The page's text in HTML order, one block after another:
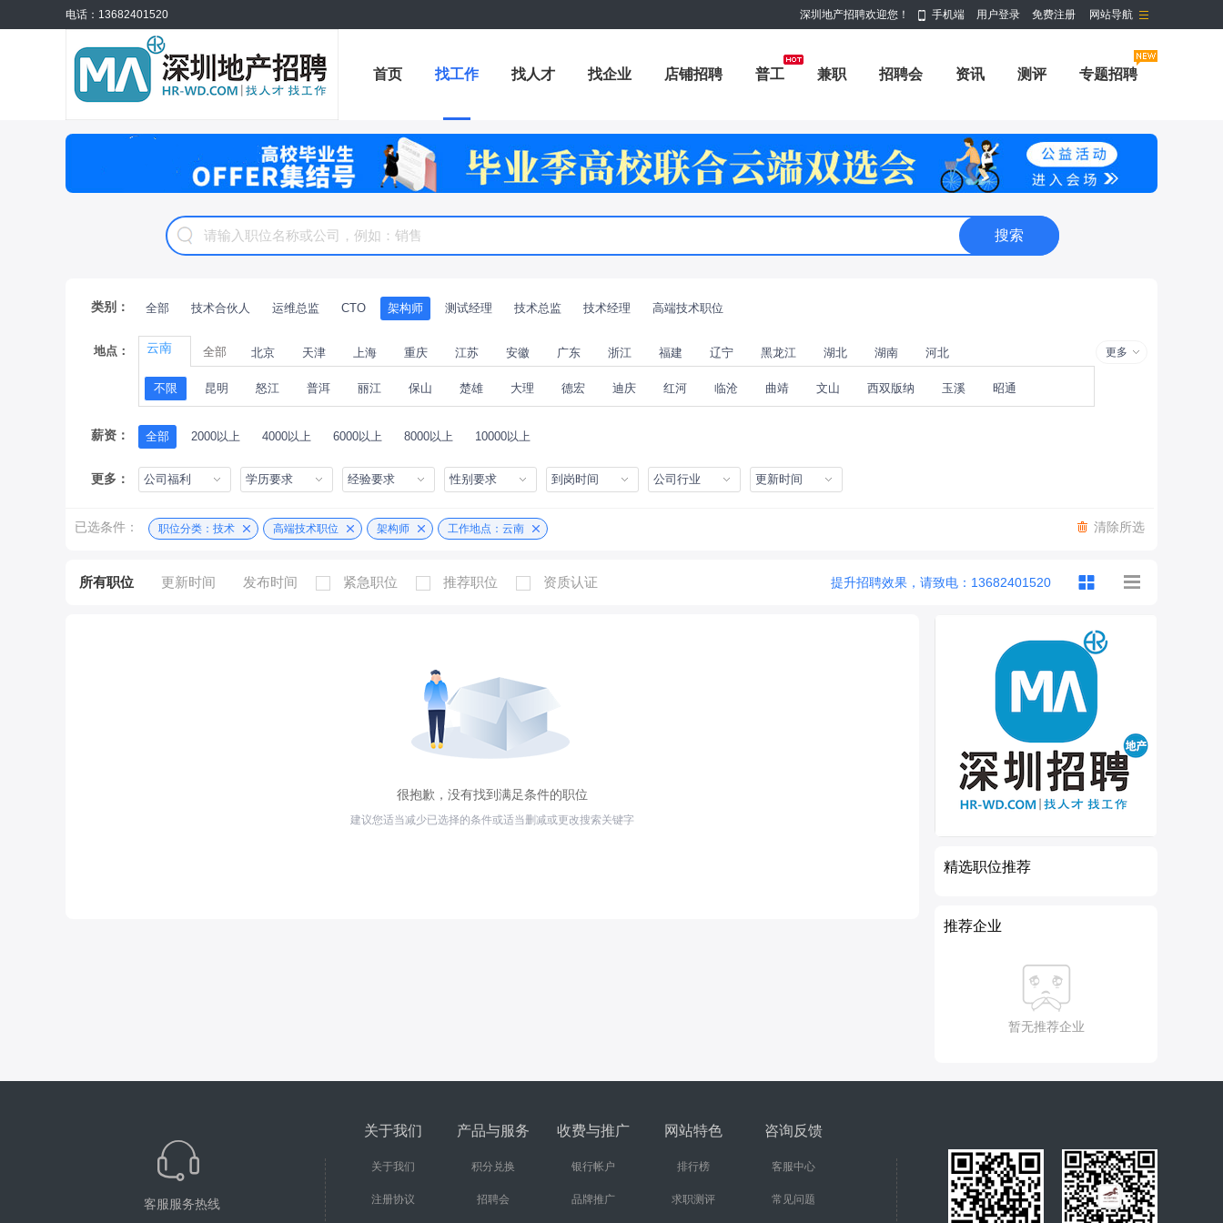
电话：13682401520 网站导航
深圳地产招聘欢迎您！ 手机端 用户登录 免费注册
首页 找工作 找人才 找企业 店铺招聘 普工 兼职 招聘会 资讯 测评 专题招聘
公招 职位专题 商城 附近职位 工具箱 赏金招聘
类别： 全部 技术合伙人 运维总监 CTO 架构师 测试经理 技术总监 技术经理 高端技术职位
地点： 云南 全部 北京 天津 上海 重庆 江苏 安徽 广东 浙江 福建 辽宁 黑龙江 湖北 湖南 河北 更多
不限 昆明 怒江 普洱 丽江 保山 楚雄 大理 德宏 迪庆 红河 临沧 曲靖 文山 西双版纳 玉溪 昭通
薪资： 全部 2000以上 4000以上 6000以上 8000以上 10000以上
更多： 公司福利 学历要求 经验要求 性别要求 到岗时间 公司行业 更新时间
清除所选
已选条件： 职位分类：技术 高端技术职位 架构师 工作地点：云南
所有职位 更新时间 发布时间 紧急职位 推荐职位 资质认证 提升招聘效果，请致电：13682401520
很抱歉，没有找到满足条件的职位
建议您适当减少已选择的条件或适当删减或更改搜索关键字
精选职位推荐
推荐企业
暂无推荐企业
客服服务热线
关于我们
关于我们
注册协议
产品与服务
积分兑换
招聘会
收费与推广
银行帐户
品牌推广
网站特色
排行榜
求职测评
咨询反馈
客服中心
常见问题